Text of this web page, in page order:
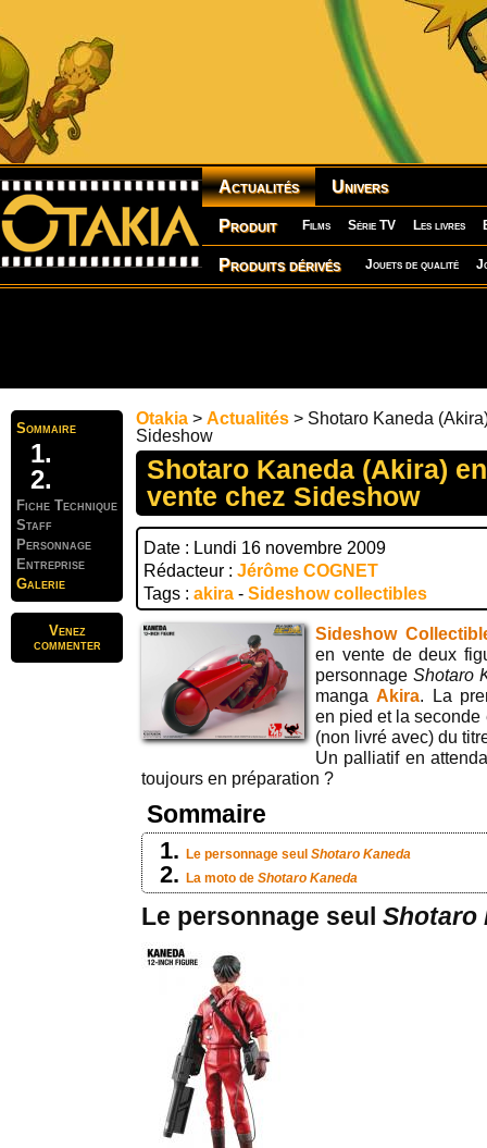
Actualités Univers
Produit Films Série TV Les livres
Produits dérivés Jouets de qualité
Sommaire
Fiche Technique
Staff
Personnage
Entreprise
Galerie
Venez
commenter
Otakia > Actualités > Shotaro Kaneda
Sideshow
Shotaro Kaneda (Akira)
vente chez Sideshow
Date : Lundi 16 novembre 2009
Rédacteur : Jérôme COGNET
Tags : akira - Sideshow collectibles
Sideshow
en vente de deux
personnageShotaro
mangaAkira. La
en pied et la seconde
(non livré avec) du
Un palliatif en
toujours en préparation ?
Sommaire
Le personnage seul Shotaro Kaneda
La moto de Shotaro Kaneda
Le personnage seul Shotaro